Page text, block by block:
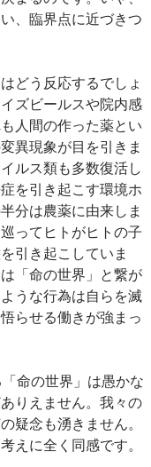
、臨界点に近づきつ
どう反応するでしょ
ズビールスや院内感
人間の作った薬とい
異現象が目を引きま
ルス類も多数復活し
を引き起こす環境ホ
分は農薬に由来しま
ってヒトがヒトの子
引き起こしていま
「命の世界」と繋が
うな行為は自らを滅
らせる働きが強まっ
命の世界」は愚かな
りえません。我々の
疑念も湧きません。
えに全く同感です。